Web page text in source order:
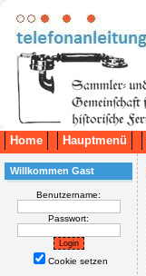
Home Hauptmenü
Willkommen Gast
Benutzername:
Passwort:
Cookie setzen